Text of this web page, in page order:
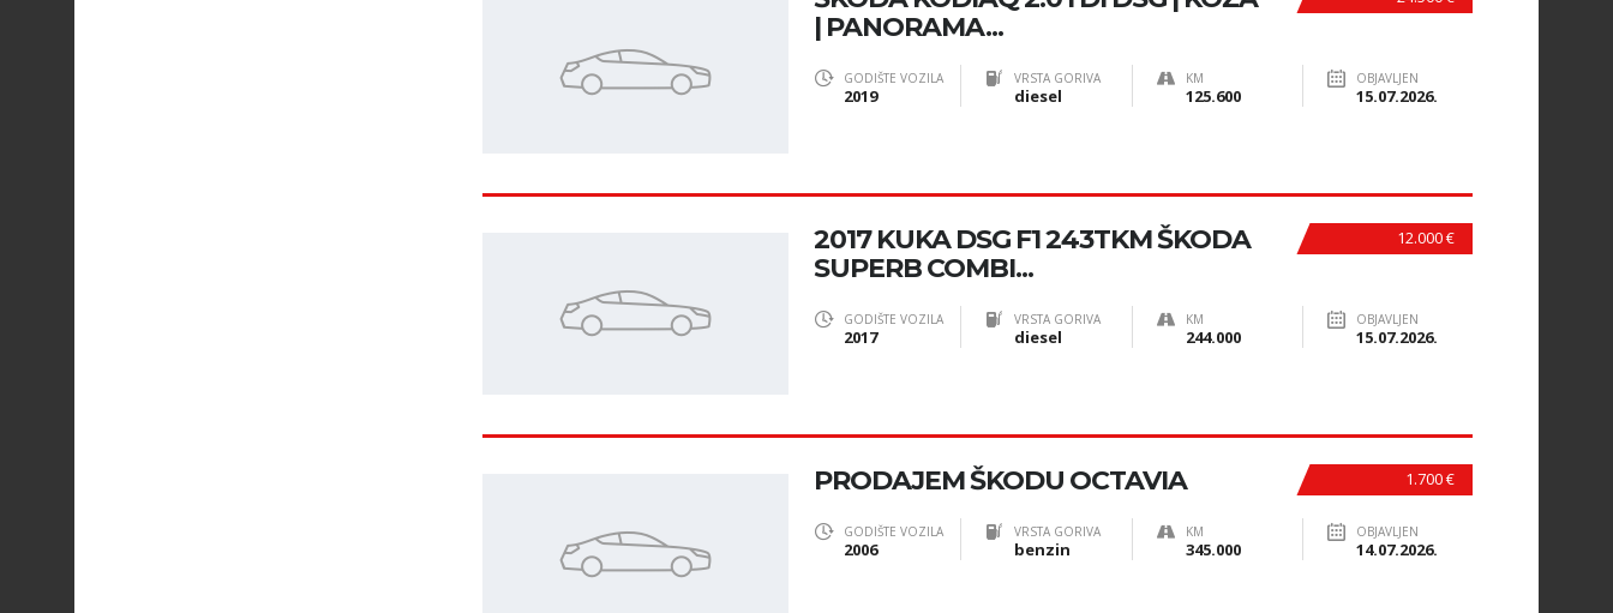
| PANORAMA...
GODIŠTE VOZILA
2019
VRSTA GORIVA
diesel
KM
125.600
OBJAVLJEN
15.07.2026.
12.000 €
2017 KUKA DSG F1 243TKM ŠKODA
SUPERB COMBI...
GODIŠTE VOZILA
2017
VRSTA GORIVA
diesel
KM
244.000
OBJAVLJEN
15.07.2026.
1.700 €
PRODAJEM ŠKODU OCTAVIA
GODIŠTE VOZILA
2006
VRSTA GORIVA
benzin
KM
345.000
OBJAVLJEN
14.07.2026.